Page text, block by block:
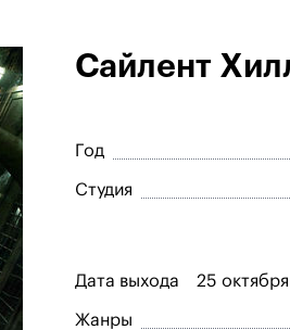
Сайлент
Год
Студия
Дата выхода 25
Жанры